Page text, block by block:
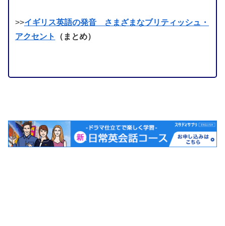
>>イギリス英語の発音 さまざまなブリティッシュ・
アクセント
（まとめ）